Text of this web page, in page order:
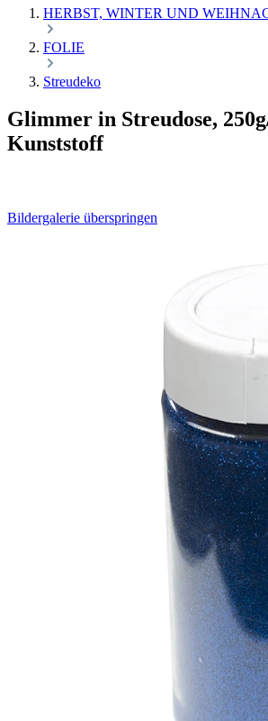
HERBST, WINTER UND
FOLIE
Streudeko
Glimmer in Streudose,
Kunststoff
Bildergalerie überspringen